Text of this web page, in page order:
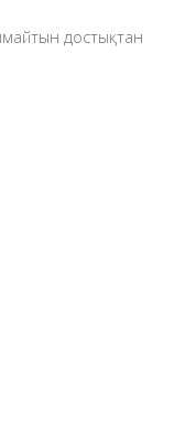
достықтан